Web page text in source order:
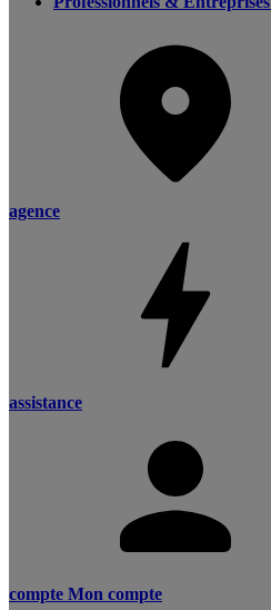
agence
assistance
compte Mon compte